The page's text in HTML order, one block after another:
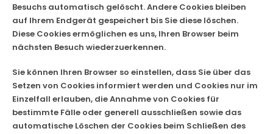
Besuchs automatisch gelöscht. Andere Cookies bleiben
auf Ihrem Endgerät gespeichert bis Sie diese löschen.
Diese Cookies ermöglichen es uns, Ihren Browser beim
nächsten Besuch wiederzuerkennen.
Sie können Ihren Browser so einstellen, dass Sie über das
Setzen von Cookies informiert werden und Cookies nur im
Einzelfall erlauben, die Annahme von Cookies für
bestimmte Fälle oder generell ausschließen sowie das
automatische Löschen der Cookies beim Schließen des